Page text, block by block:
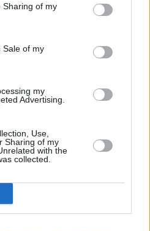
Sharing of my
Sale of my
my
Advertising.
Use,
Sharing of my
with the
collected.
την εποχή της
Η αγορά του babytech
της
στο γεν: Πώς
οι ισορροπίες